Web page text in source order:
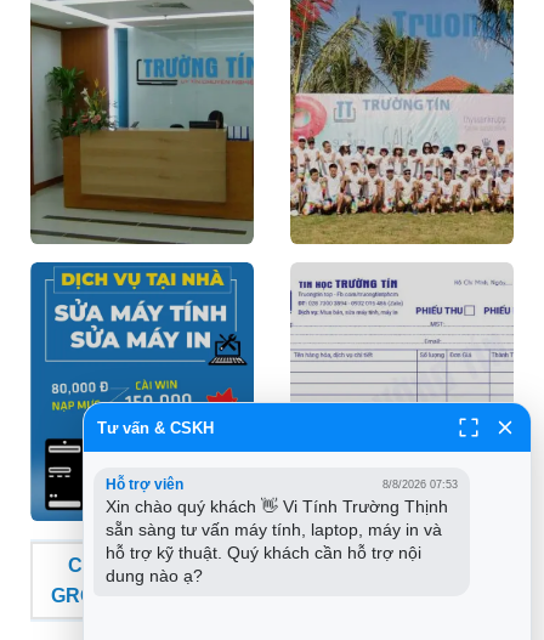
CHUỖI CỬA HÀNG VI TÍNH TRƯỜNG THỊNH
GROUP - THƯƠNG HIỆU TIN HỌC TRƯỜNG TÍN
Tư vấn & CSKH
Hỗ trợ viên 8/8/2026 07:53
Xin chào quý khách 👋 Vi Tính Trường Thịnh
sẵn sàng tư vấn máy tính, laptop, máy in và
hỗ trợ kỹ thuật. Quý khách cần hỗ trợ nội
dung nào ạ?